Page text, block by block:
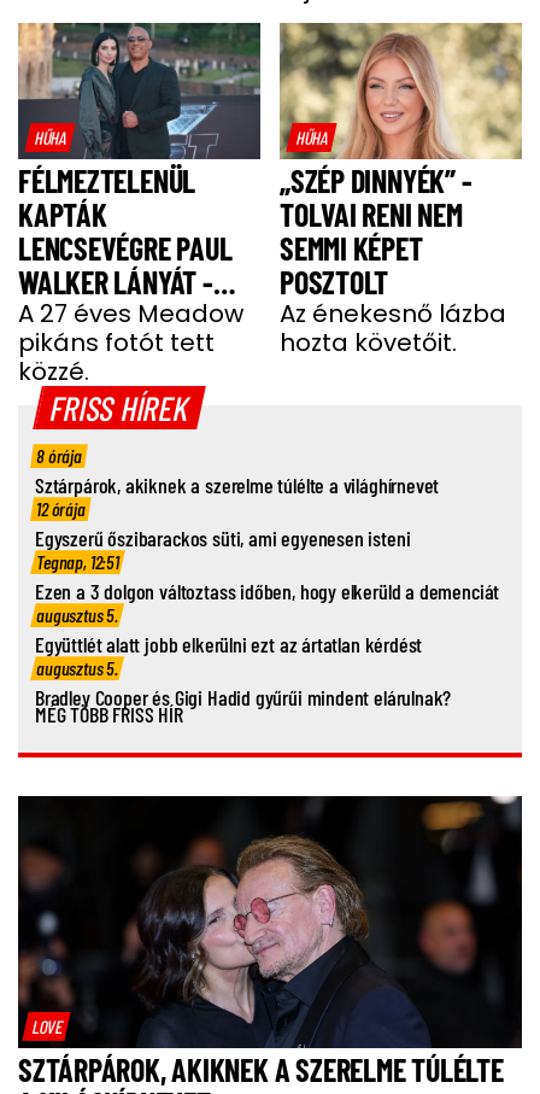
HŰHA
FÉLMEZTELENÜL
KAPTÁK
LENCSEVÉGRE PAUL
WALKER LÁNYÁT -
FOTÓ
A 27 éves Meadow
pikáns fotót tett
közzé.
HŰHA
„SZÉP DINNYÉK” -
TOLVAI RENI NEM
SEMMI KÉPET
POSZTOLT
Az énekesnő lázba
hozta követőit.
FRISS HÍREK
8 órája
Sztárpárok, akiknek a szerelme túlélte a világhírnevet
12 órája
Egyszerű őszibarackos süti, ami egyenesen isteni
Tegnap, 12:51
Ezen a 3 dolgon változtass időben, hogy elkerüld a demenciát
augusztus 5.
Együttlét alatt jobb elkerülni ezt az ártatlan kérdést
augusztus 5.
Bradley Cooper és Gigi Hadid gyűrűi mindent elárulnak?
MÉG TÖBB FRISS HÍR
LOVE
SZTÁRPÁROK, AKIKNEK A SZERELME TÚLÉLTE